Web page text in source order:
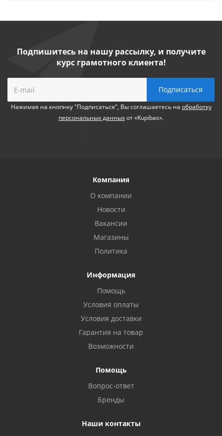
Подпишитесь на нашу рассылку, и получите
курс грамотного клиента!
Нажимая на кнопнку "Подписаться", Вы соглашаетесь на обработку
персональных данныхот «Kupibas».
Компания
О компании
Новости
Вакансии
Магазины
Политика
Информация
Помощь
Условия оплаты
Условия доставки
Гарантия на товар
Возможности
Помощь
Вопрос-ответ
Бренды
Наши контакты